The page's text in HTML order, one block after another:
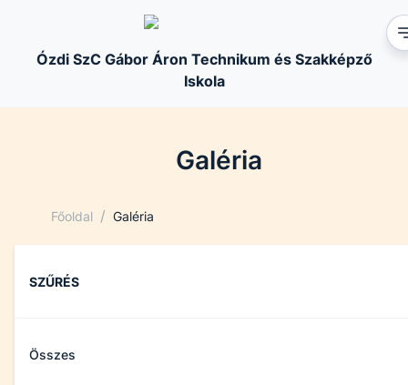
Ózdi SzC Gábor Áron Technikum és Szakképző
Iskola
Galéria
Főoldal / Galéria
SZŰRÉS
Összes